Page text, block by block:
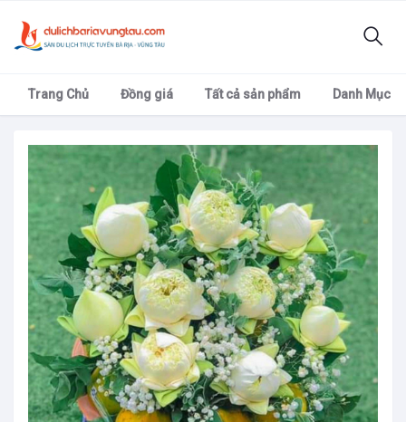
Trang Chủ Đồng giá Tất cả sản phẩm Danh Mục